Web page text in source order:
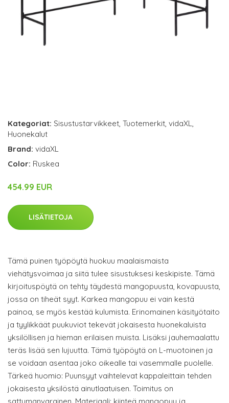
Kategoriat: Sisustustarvikkeet, Tuotemerkit, vidaXL,
Huonekalut
Brand: vidaXL
Color: Ruskea
454.99 EUR
LISÄTIETOJA
Tämä puinen työpöytä huokuu maalaismaista
viehätysvoimaa ja siitä tulee sisustuksesi keskipiste. Tämä
kirjoituspöytä on tehty täydestä mangopuusta, kovapuusta,
jossa on tiheät syyt. Karkea mangopuu ei vain kestä
painoa, se myös kestää kulumista. Erinomainen käsityötaito
ja tyylikkäät puukuviot tekevät jokaisesta huonekaluista
yksilöllisen ja hieman erilaisen muista. Lisäksi jauhemaalattu
teräs lisää sen lujuutta. Tämä työpöytä on L-muotoinen ja
se voidaan asentaa joko oikealle tai vasemmalle puolelle.
Tärkeä huomio: Puunsyyt vaihtelevat kappaleittain tehden
jokaisesta yksilöstä ainutlaatuisen. Toimitus on